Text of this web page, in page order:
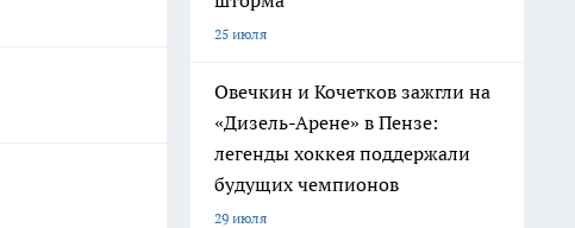
25 июля
Овечкин и Кочетков зажгли на
«Дизель-Арене» в Пензе:
легенды хоккея поддержали
будущих чемпионов
29 июля